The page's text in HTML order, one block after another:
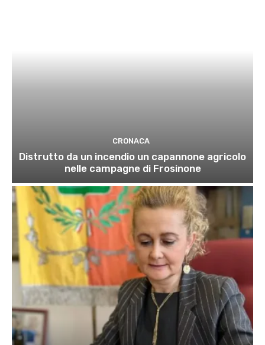
CRONACA
Distrutto da un incendio un capannone agricolo
nelle campagne di Frosinone